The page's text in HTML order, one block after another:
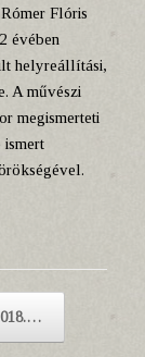
Flóris
évében
helyreállítási,
A művészi
megismerteti
ismert